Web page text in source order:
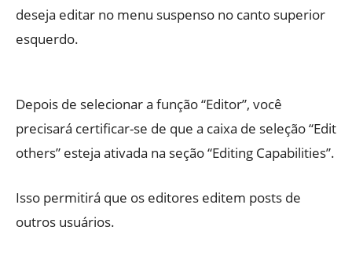
deseja editar no menu suspenso no canto superior
esquerdo.
Depois de selecionar a função “Editor”, você
precisará certificar-se de que a caixa de seleção “Edit
others” esteja ativada na seção “Editing Capabilities”.
Isso permitirá que os editores editem posts de
outros usuários.